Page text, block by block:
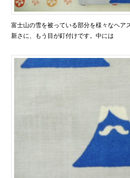
富士山の雪を被っている部分を様々なヘア
新さに、もう目が釘付けです。中には